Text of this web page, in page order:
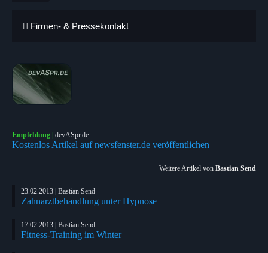
Firmen- & Pressekontakt
Empfehlung | devASpr.de
Kostenlos Artikel auf newsfenster.de veröffentlichen
Weitere Artikel von Bastian Send
23.02.2013 | Bastian Send
Zahnarztbehandlung unter Hypnose
17.02.2013 | Bastian Send
Fitness-Training im Winter